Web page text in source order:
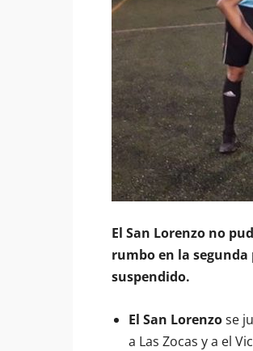
El San Lorenzo no
rumbo en la
suspendido.
El San Lorenzose
a Las Zocas y a el